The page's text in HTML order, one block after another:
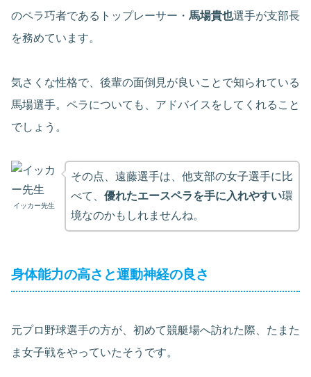
のペラ巧者であるトップレーサー・ 馬場貴也選手が支部長
を務めています。
気さくな性格で、後輩の面倒見が良いことで知られている
馬場選手。ペラについても、アドバイスをしてくれること
でしょう。
イッカー先生
その点、遠藤選手は、他支部の女子選手に比
べて、 優れたエースペラを手に入れやすい環
境なのかもしれませんね。
身体能力の高さと運動神経の良さ
元プロ野球選手の方が、初めて競艇場へ訪れた際、たまた
ま女子戦をやっていたそうです。